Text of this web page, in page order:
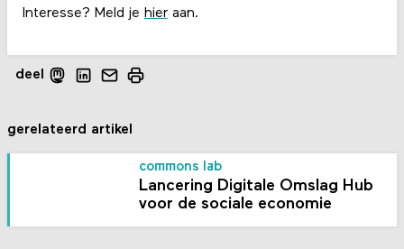
Interesse? Meld je hieraan.
deel
gerelateerd artikel
commons lab
Lancering Digitale Omslag Hub
voor de sociale economie